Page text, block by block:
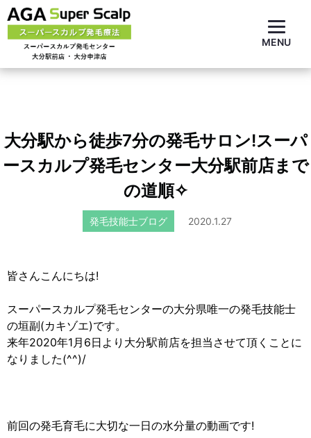
大分駅から徒歩7分の発毛サロン!スーパ
ースカルプ発毛センター大分駅前店まで
の道順✧
発毛技能士ブログ 2020.1.27
皆さんこんにちは!
スーパースカルプ発毛センターの大分県唯一の発毛技能士
の垣副(カキゾエ)です。
来年2020年1月6日より大分駅前店を担当させて頂くことに
なりました(^^)/
前回の発毛育毛に大切な一日の水分量の動画です!
MENU